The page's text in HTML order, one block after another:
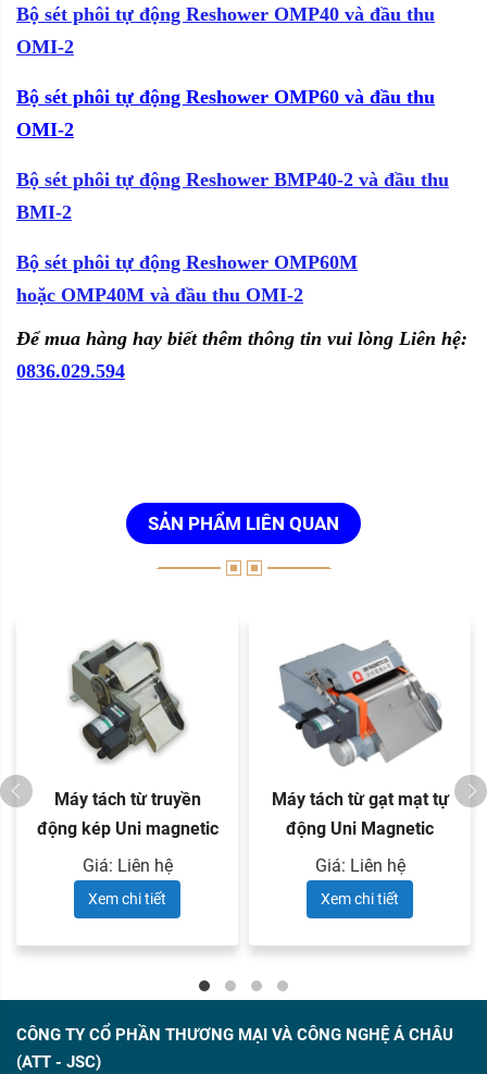
Bộ sét phôi tự động Reshower OMP40 và đầu thu
OMI-2
Bộ sét phôi tự động Reshower OMP60 và đầu thu
OMI-2
Bộ sét phôi tự động Reshower BMP40-2 và đầu thu
BMI-2
Bộ sét phôi tự động Reshower OMP60M
hoặc OMP40M và đầu thu OMI-2
Để mua hàng hay biết thêm thông tin vui lòng Liên hệ:
0836.029.594
SẢN PHẨM LIÊN QUAN
Máy tách từ truyền
động kép Uni magnetic
dòng ...
Giá: Liên hệ
Xem chi tiết
Máy tách từ gạt mạt tự
động Uni Magnetic
dòng ...
Giá: Liên hệ
Xem chi tiết
CÔNG TY CỔ PHẦN THƯƠNG MẠI VÀ CÔNG NGHỆ Á CHÂU
(ATT - JSC)